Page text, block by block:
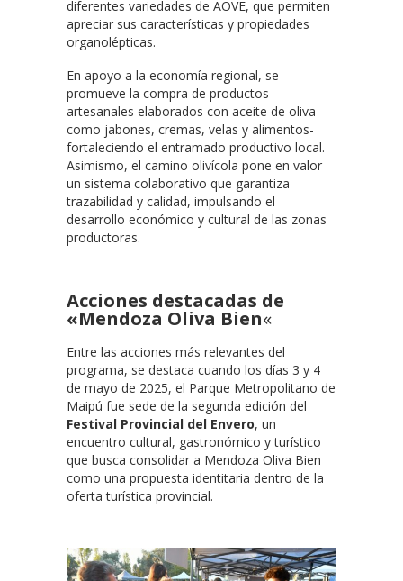
diferentes variedades de AOVE, que permiten
apreciar sus características y propiedades
organolépticas.
En apoyo a la economía regional, se
promueve la compra de productos
artesanales elaborados con aceite de oliva -
como jabones, cremas, velas y alimentos-
fortaleciendo el entramado productivo local.
Asimismo, el camino olivícola pone en valor
un sistema colaborativo que garantiza
trazabilidad y calidad, impulsando el
desarrollo económico y cultural de las zonas
productoras.
Acciones destacadas de
«Mendoza Oliva Bien«
Entre las acciones más relevantes del
programa, se destaca cuando los días 3 y 4
de mayo de 2025, el Parque Metropolitano de
Maipú fue sede de la segunda edición del
Festival Provincial del Envero, un
encuentro cultural, gastronómico y turístico
que busca consolidar a Mendoza Oliva Bien
como una propuesta identitaria dentro de la
oferta turística provincial.